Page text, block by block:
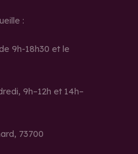
:
9h-18h30 et le
9h–12h et 14h–
73700